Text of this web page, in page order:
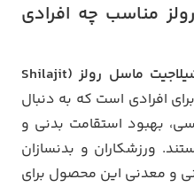
مناسب چه افرادی
مکمل ضد التهاب و سم‌زدا شیلاجیت ماسل رولز (Shilajit
افرادی است که به دنبال
بهبود استقامت بدنی و
ورزشکاران و بدنسازان
و معدنی این محصول برای